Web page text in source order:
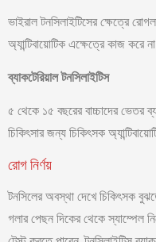
ভাইরাল টনসিলাইটিসের ক্ষেত্রে
অ্যান্টিবায়োটিক এক্ষেত্রে কাজ করে
ব্যাকটেরিয়াল টনসিলাইটিস
৫ থেকে ১৫ বছরের বাচ্চাদের ভেতর
চিকিৎসার জন্য চিকিৎসক
রোগ নির্ণয়
টনসিলের অবস্থা দেখে চিকিৎসক
গলার পেছন দিকের থেকে স্যাম্পেল